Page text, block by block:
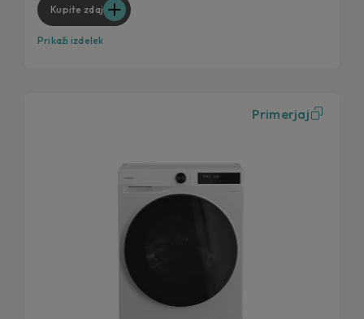
Kupite zdaj
Prikaži izdelek
Primerjaj